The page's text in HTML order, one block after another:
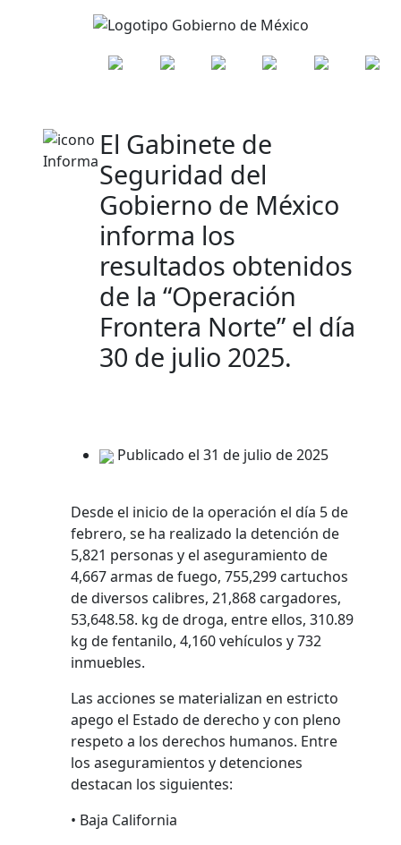
El Gabinete de
Seguridad del
Gobierno de México
informa los
resultados obtenidos
de la “Operación
Frontera Norte” el día
30 de julio 2025.
Publicado el 31 de julio de 2025
Desde el inicio de la operación el día 5 de
febrero, se ha realizado la detención de
5,821 personas y el aseguramiento de
4,667 armas de fuego, 755,299 cartuchos
de diversos calibres, 21,868 cargadores,
53,648.58. kg de droga, entre ellos, 310.89
kg de fentanilo, 4,160 vehículos y 732
inmuebles.
Las acciones se materializan en estricto
apego el Estado de derecho y con pleno
respeto a los derechos humanos. Entre
los aseguramientos y detenciones
destacan los siguientes:
• Baja California